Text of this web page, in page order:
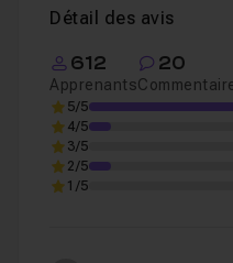
Détail des avis
612
Apprenants
20
5/5
4/5
3/5
2/5
1/5